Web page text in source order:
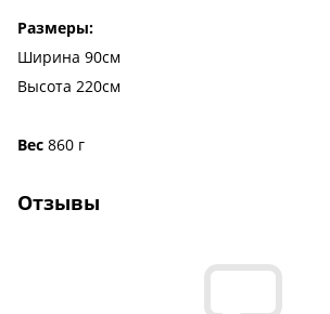
Размеры:
Ширина 90см
Высота 220см
Вес 860 г
Отзывы